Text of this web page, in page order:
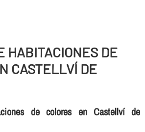
HABITACIONES DE
CASTELLVÍ DE
de colores en Castellví de